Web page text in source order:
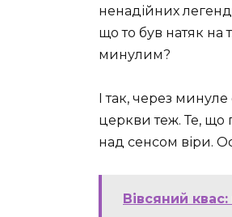
ненадійних
що то був натяк на
минулим?
І так, через минуле
церкви теж. Те, що
над сенсом віри.
Вівсяний